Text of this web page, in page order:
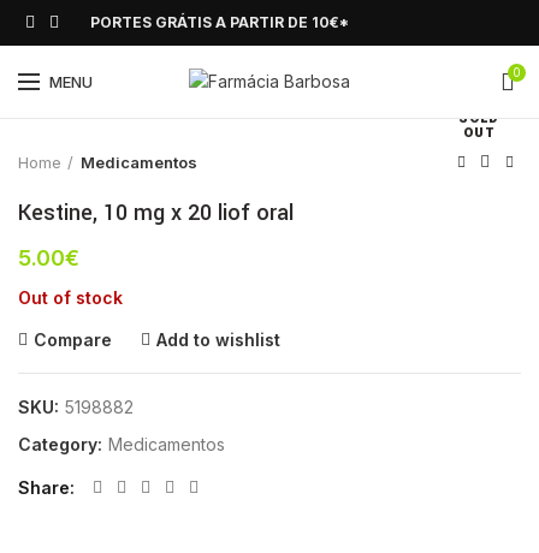
PORTES GRÁTIS A PARTIR DE 10€*
MENU 0
SOLD
OUT
Click to enlarge
Home Medicamentos
Kestine, 10 mg x 20 liof oral
5.00€
Out of stock
Compare Add to wishlist
SKU: 5198882
Category: Medicamentos
Share